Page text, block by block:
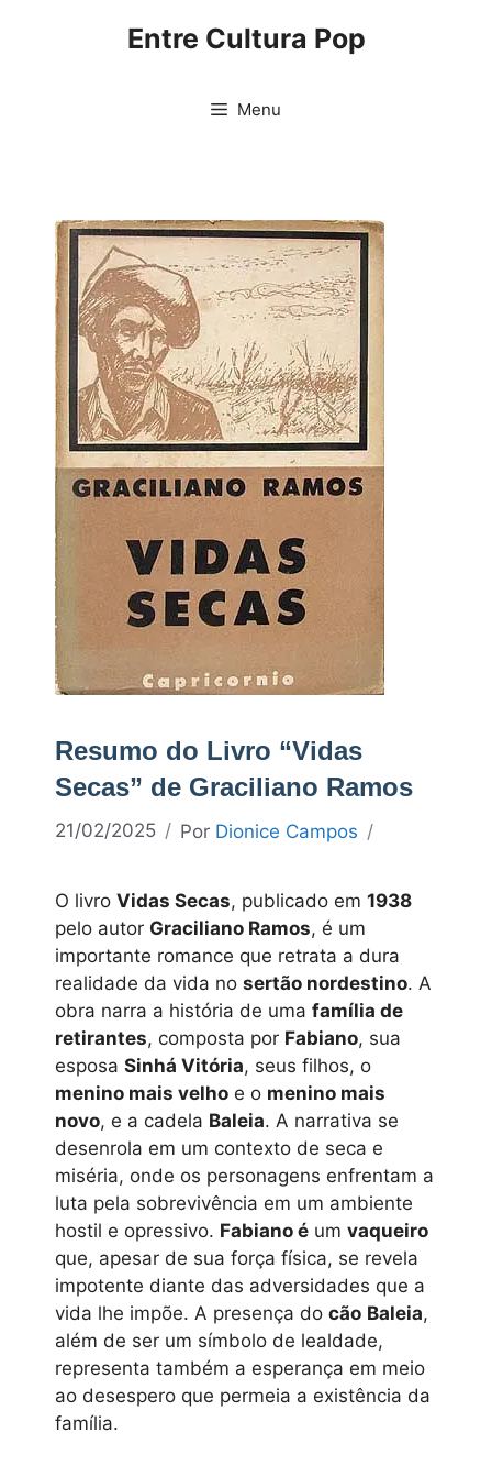
Entre Cultura Pop
Menu
Resumo do Livro “Vidas
Secas” de Graciliano Ramos
21/02/2025 Por Dionice Campos
O livro Vidas Secas, publicado em 1938
pelo autor Graciliano Ramos, é um
importante romance que retrata a dura
realidade da vida no sertão nordestino. A
obra narra a história de uma família de
retirantes, composta por Fabiano, sua
esposa Sinhá Vitória, seus filhos, o
menino mais velho e o menino mais
novo, e a cadela Baleia. A narrativa se
desenrola em um contexto de seca e
miséria, onde os personagens enfrentam a
luta pela sobrevivência em um ambiente
hostil e opressivo. Fabiano é um vaqueiro
que, apesar de sua força física, se revela
impotente diante das adversidades que a
vida lhe impõe. A presença do cão Baleia,
além de ser um símbolo de lealdade,
representa também a esperança em meio
ao desespero que permeia a existência da
família.